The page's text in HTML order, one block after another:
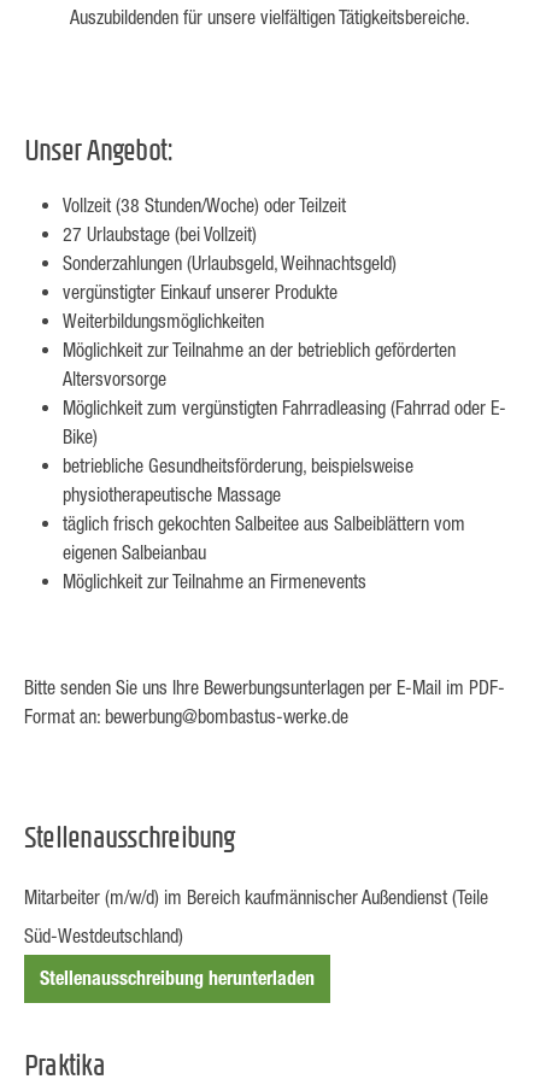
Auszubildenden für unsere vielfältigen Tätigkeitsbereiche.
Unser Angebot:
Vollzeit (38 Stunden/Woche) oder Teilzeit
27 Urlaubstage (bei Vollzeit)
Sonderzahlungen (Urlaubsgeld, Weihnachtsgeld)
vergünstigter Einkauf unserer Produkte
Weiterbildungsmöglichkeiten
Möglichkeit zur Teilnahme an der betrieblich geförderten
Altersvorsorge
Möglichkeit zum vergünstigten Fahrradleasing (Fahrrad oder E-
Bike)
betriebliche Gesundheitsförderung, beispielsweise
physiotherapeutische Massage
täglich frisch gekochten Salbeitee aus Salbeiblättern vom
eigenen Salbeianbau
Möglichkeit zur Teilnahme an Firmenevents
Bitte senden Sie uns Ihre Bewerbungsunterlagen per E-Mail im PDF-
Format an: bewerbung@bombastus-werke.de
Stellenausschreibung
Mitarbeiter (m/w/d) im Bereich kaufmännischer Außendienst (Teile
Süd-Westdeutschland)
Stellenausschreibung herunterladen
Praktika